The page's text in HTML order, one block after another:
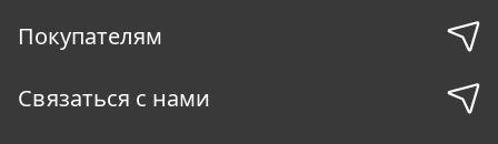
Покупателям
Связаться с нами